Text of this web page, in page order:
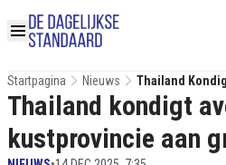
Startpagina Nieuws
Thailand
Kustprovincie
Thailand kondigt
kustprovincie aan